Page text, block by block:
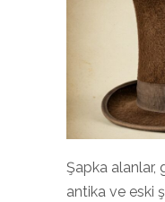
Şapka alanlar,
antika ve eski